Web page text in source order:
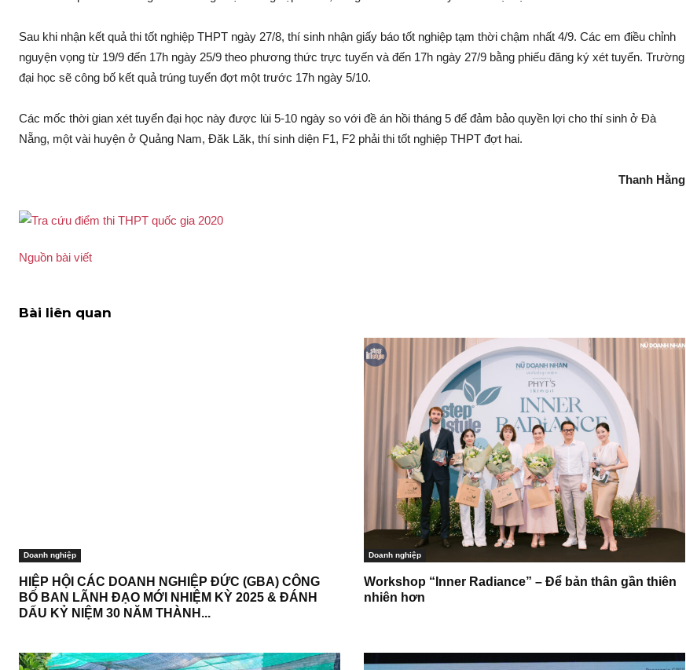
Sau khi nhận kết quả thi tốt nghiệp THPT ngày 27/8, thí sinh nhận giấy báo tốt nghiệp tạm thời chậm nhất 4/9. Các em điều chỉnh
nguyện vọng từ 19/9 đến 17h ngày 25/9 theo phương thức trực tuyến và đến 17h ngày 27/9 bằng phiếu đăng ký xét tuyển. Trường
đại học sẽ công bố kết quả trúng tuyển đợt một trước 17h ngày 5/10.
Các mốc thời gian xét tuyển đại học này được lùi 5-10 ngày so với đề án hồi tháng 5 để đảm bảo quyền lợi cho thí sinh ở Đà
Nẵng, một vài huyện ở Quảng Nam, Đăk Lăk, thí sinh diện F1, F2 phải thi tốt nghiệp THPT đợt hai.
Thanh Hằng
Nguồn bài viết
Bài liên quan
Doanh nghiệp
HIỆP HỘI CÁC DOANH NGHIỆP ĐỨC (GBA) CÔNG
BỐ BAN LÃNH ĐẠO MỚI NHIỆM KỲ 2025 & ĐÁNH
DẤU KỶ NIỆM 30 NĂM THÀNH...
Doanh nghiệp
Workshop “Inner Radiance” – Để bản thân gần thiên
nhiên hơn